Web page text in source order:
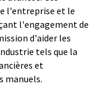
l'entreprise et le
l'engagement de
d'aider les
tels que la
et
manuels.